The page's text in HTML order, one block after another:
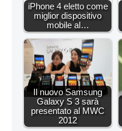
iPhone 4 eletto come
miglior dispositivo
mobile al…
Il nuovo Samsung
Galaxy S 3 sarà
presentato al MWC
2012